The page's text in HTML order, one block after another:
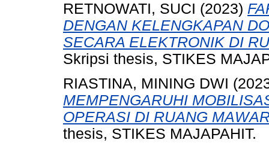
RETNOWATI, SUCI (2023)
DENGAN KELENGKAPAN
SECARA ELEKTRONIK DI
Skripsi thesis, STIKES
RIASTINA, MINING DWI
MEMPENGARUHI
OPERASI DI RUANG
thesis, STIKES MAJAPAHIT.